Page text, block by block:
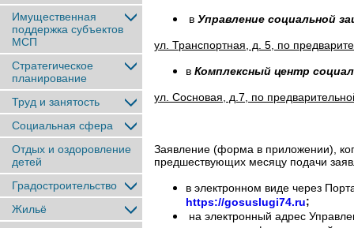
Имущественная
поддержка субъектов
МСП
Стратегическое
планирование
Труд и занятость
Социальная сфера
Отдых и оздоровление
детей
Градостроительство
Жильё
в Управление социальной
ул. Транспортная, д. 5, по
в Комплексный центр
ул. Сосновая, д.7, по
Заявление (форма в приложении),
предшествующих месяцу подачи
в электронном виде через
https://gosuslugi74.ru;
на электронный адрес